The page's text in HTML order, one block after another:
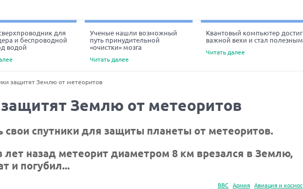
для
и беспроводной
водой
Ученые нашли возможный
путь принудительной
«очистки» мозга
Читать далее
Квантовый компьютер достиг
важной вехи и стал полезным
Читать далее
защитят Землю от метеоритов
Землю от метеоритов
свои спутники для защиты планеты от метеоритов.
назад метеорит диаметром 8 км врезался в Землю,
и погубил...
ВВС Армия Авиация и космос